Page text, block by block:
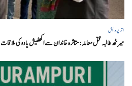
اتر پردیش
میرٹھ طالبہ قتل معاملہ: متاثرہ خاندان سے اکھلیش یادوکی ملاقات